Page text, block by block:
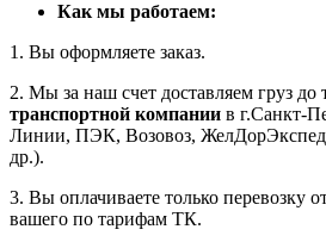
Как мы работаем:
1. Вы оформляете заказ.
2. Мы за наш счет доставляем груз до
транспортной компании в г.Санкт-
Линии, ПЭК, Возовоз,
др.).
3. Вы оплачиваете только перевозку
вашего по тарифам ТК.